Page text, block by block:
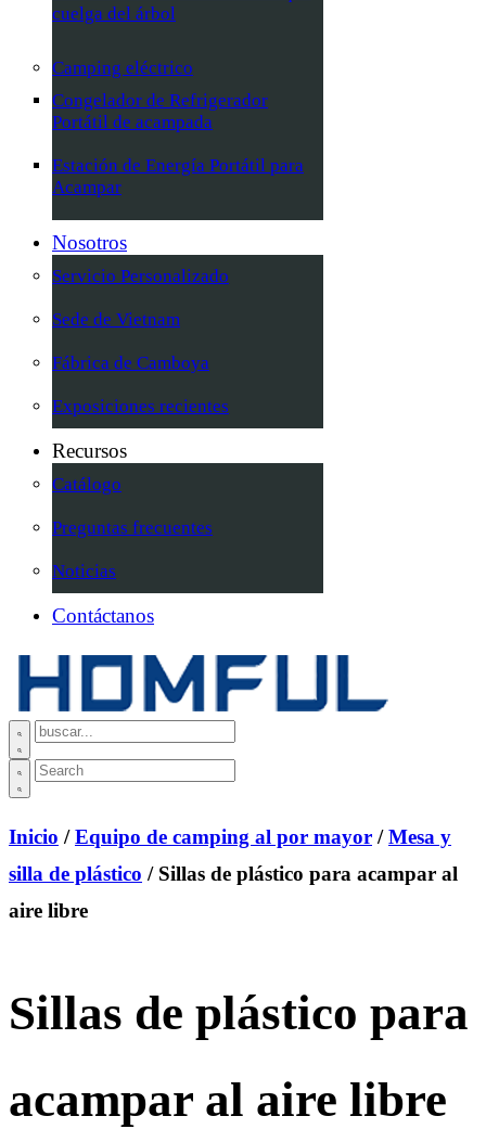
cuelga del árbol
Camping eléctrico
Congelador de Refrigerador
Portátil de acampada
Estación de Energía Portátil para
Acampar
Nosotros
Servicio Personalizado
Sede de Vietnam
Fábrica de Camboya
Exposiciones recientes
Recursos
Catálogo
Preguntas frecuentes
Noticias
Contáctanos
Inicio /Equipo de camping al por mayor /Mesa y
silla de plástico / Sillas de plástico para acampar al
aire libre
Sillas de plástico para
acampar al aire libre